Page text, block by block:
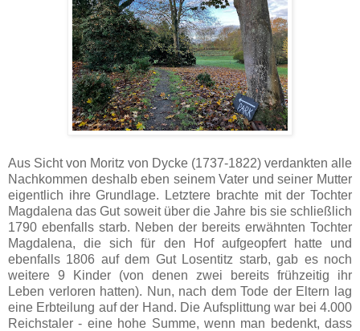
Aus Sicht von Moritz von Dycke (1737-1822) verdankten alle
Nachkommen deshalb eben seinem Vater und seiner Mutter
eigentlich ihre Grundlage. Letztere brachte mit der Tochter
Magdalena das Gut soweit über die Jahre bis sie schließlich
1790 ebenfalls starb. Neben der bereits erwähnten Tochter
Magdalena, die sich für den Hof aufgeopfert hatte und
ebenfalls 1806 auf dem Gut Losentitz starb, gab es noch
weitere 9 Kinder (von denen zwei bereits frühzeitig ihr
Leben verloren hatten). Nun, nach dem Tode der Eltern lag
eine Erbteilung auf der Hand. Die Aufsplittung war bei 4.000
Reichstaler - eine hohe Summe, wenn man bedenkt, dass